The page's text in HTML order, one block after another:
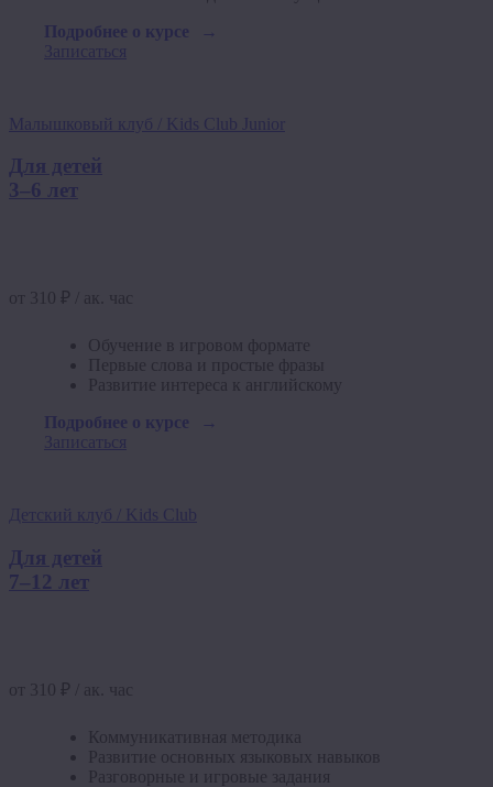
Подробнее о курсе
Записаться
Малышковый клуб / Kids Club Junior
Для детей
3–6 лет
от 310 ₽ / ак. час
Обучение в игровом формате
Первые слова и простые фразы
Развитие интереса к английскому
Подробнее о курсе
Записаться
Детский клуб / Kids Club
Для детей
7–12 лет
от 310 ₽ / ак. час
Коммуникативная методика
Развитие основных языковых навыков
Разговорные и игровые задания